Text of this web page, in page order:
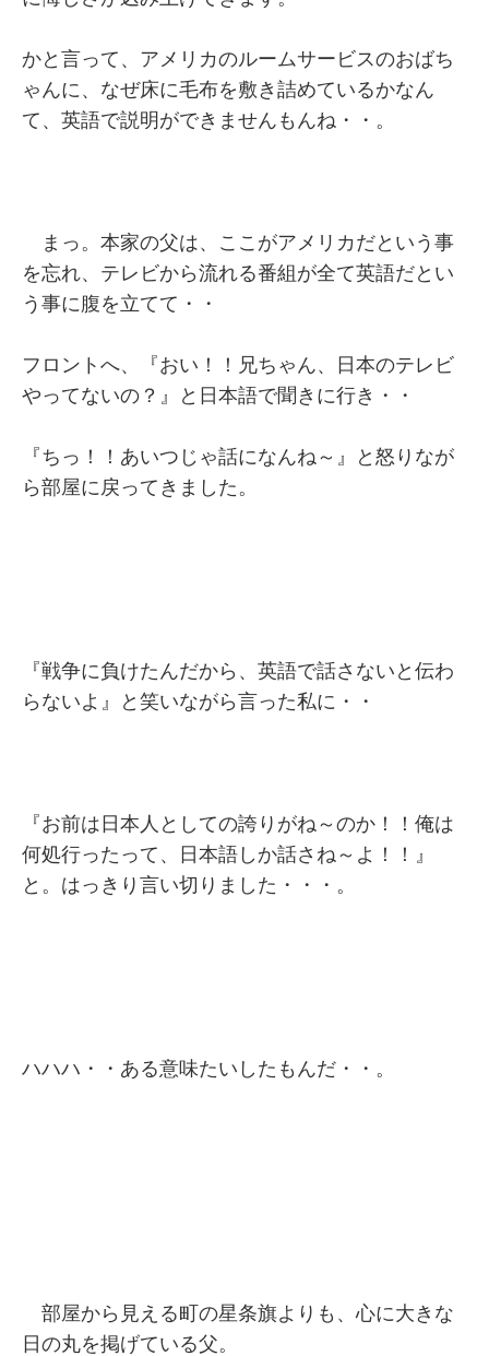
かと言って、アメリカのルームサービスのおばち
ゃんに、なぜ床に毛布を敷き詰めているかなん
て、英語で説明ができませんもんね・・。
まっ。本家の父は、ここがアメリカだという事
を忘れ、テレビから流れる番組が全て英語だとい
う事に腹を立てて・・
フロントへ、『おい！！兄ちゃん、日本のテレビ
やってないの？』と日本語で聞きに行き・・
『ちっ！！あいつじゃ話になんね～』と怒りなが
ら部屋に戻ってきました。
『戦争に負けたんだから、英語で話さないと伝わ
らないよ』と笑いながら言った私に・・
『お前は日本人としての誇りがね～のか！！俺は
何処行ったって、日本語しか話さね～よ！！』
と。はっきり言い切りました・・・。
ハハハ・・ある意味たいしたもんだ・・。
部屋から見える町の星条旗よりも、心に大きな
日の丸を掲げている父。